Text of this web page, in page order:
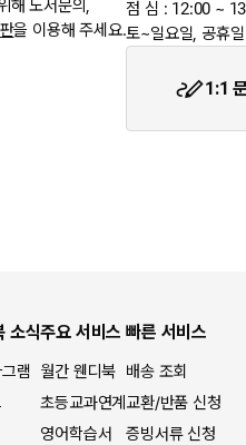
해 도서문의,
을 이용해 주세요.
점 심 : 12:00 ~
토~일요일, 공휴
1:1
소식
램
주요 서비스
월간 웬디북
초등교과연계
영어학습서
빠른 서비스
배송 조회
교환/반품 신청
증빙서류 신청